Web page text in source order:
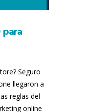
Seguro
llegaron a
reglas del
online